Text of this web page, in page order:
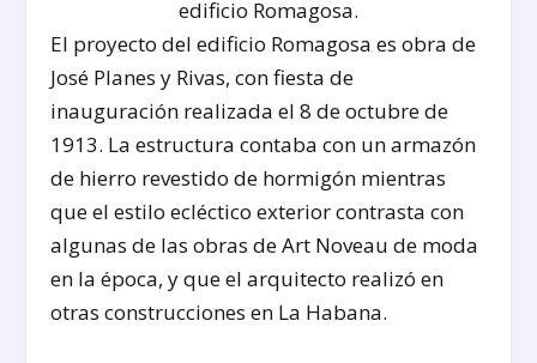
edificio Romagosa.
El proyecto del edificio Romagosa es obra de
José Planes y Rivas, con fiesta de
inauguración realizada el 8 de octubre de
1913. La estructura contaba con un armazón
de hierro revestido de hormigón mientras
que el estilo ecléctico exterior contrasta con
algunas de las obras de Art Noveau de moda
en la época, y que el arquitecto realizó en
otras construcciones en La Habana.